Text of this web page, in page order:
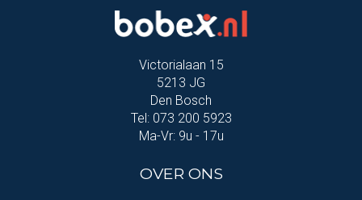
Victorialaan 15
5213 JG
Den Bosch
Tel: 073 200 5923
Ma-Vr: 9u - 17u
OVER ONS